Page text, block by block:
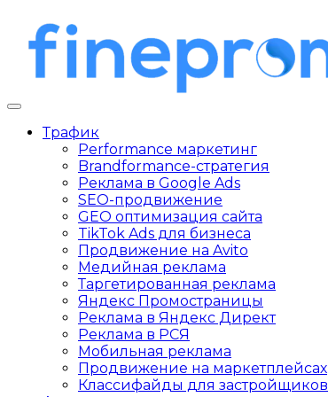
Трафик
Performance маркетинг
Brandformance-стратегия
Реклама в Google Ads
SEO-продвижение
GEO оптимизация сайта
TikTok Ads для бизнеса
Продвижение на Avito
Медийная реклама
Таргетированная реклама
Яндекс Промостраницы
Реклама в Яндекс Директ
Реклама в РСЯ
Мобильная реклама
Продвижение на маркетплейсах
Классифайды для застройщиков